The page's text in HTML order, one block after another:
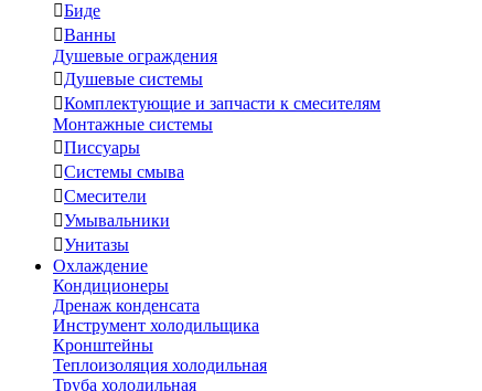
Биде
Ванны
Душевые ограждения
Душевые системы
Комплектующие и запчасти к смесителям
Монтажные системы
Писсуары
Системы смыва
Смесители
Умывальники
Унитазы
Охлаждение
Кондиционеры
Дренаж конденсата
Инструмент холодильщика
Кронштейны
Теплоизоляция холодильная
Труба холодильная